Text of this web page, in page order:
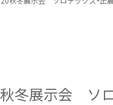
冬展示会 ソロ